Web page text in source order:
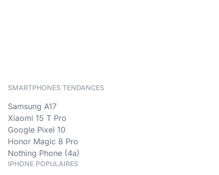
SMARTPHONES TENDANCES
Samsung A17
Xiaomi 15 T Pro
Google Pixel 10
Honor Magic 8 Pro
Nothing Phone (4a)
IPHONE POPULAIRES